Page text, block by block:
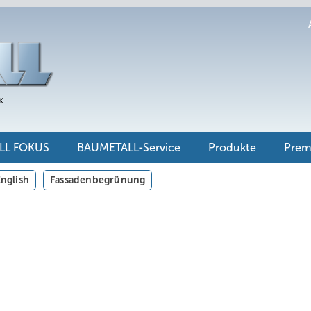
FOKUS BAUMETALL-Service Produkte
Fassadenbegrünung